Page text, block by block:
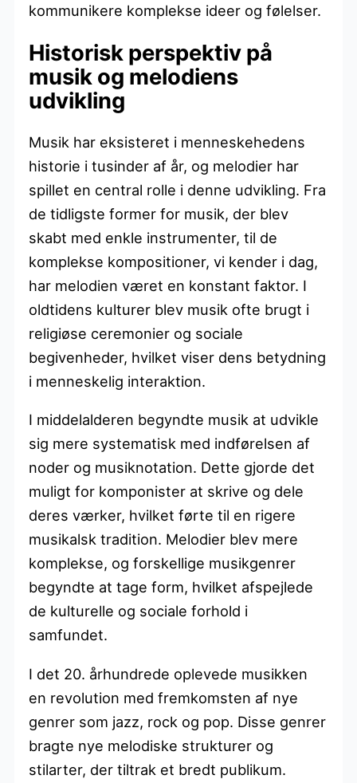
kommunikere komplekse ideer og følelser.
Historisk perspektiv på
musik og melodiens
udvikling
Musik har eksisteret i menneskehedens
historie i tusinder af år, og melodier har
spillet en central rolle i denne udvikling. Fra
de tidligste former for musik, der blev
skabt med enkle instrumenter, til de
komplekse kompositioner, vi kender i dag,
har melodien været en konstant faktor. I
oldtidens kulturer blev musik ofte brugt i
religiøse ceremonier og sociale
begivenheder, hvilket viser dens betydning
i menneskelig interaktion.
I middelalderen begyndte musik at udvikle
sig mere systematisk med indførelsen af
noder og musiknotation. Dette gjorde det
muligt for komponister at skrive og dele
deres værker, hvilket førte til en rigere
musikalsk tradition. Melodier blev mere
komplekse, og forskellige musikgenrer
begyndte at tage form, hvilket afspejlede
de kulturelle og sociale forhold i
samfundet.
I det 20. århundrede oplevede musikken
en revolution med fremkomsten af nye
genrer som jazz, rock og pop. Disse genrer
bragte nye melodiske strukturer og
stilarter, der tiltrak et bredt publikum.